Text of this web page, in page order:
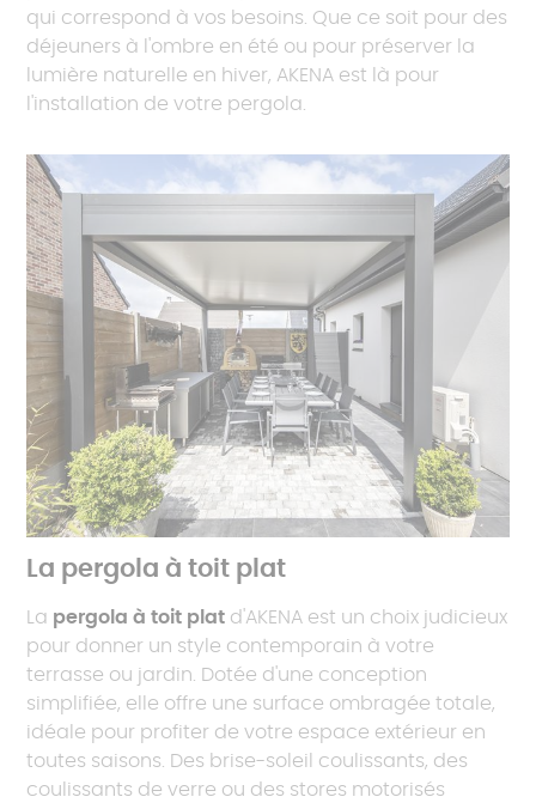
qui correspond à vos besoins. Que ce soit pour des
déjeuners à l'ombre en été ou pour préserver la
lumière naturelle en hiver, AKENA est là pour
l'installation de votre pergola.
La pergola à toit plat
La pergola à toit plat d'AKENA est un choix judicieux
pour donner un style contemporain à votre
terrasse ou jardin. Dotée d'une conception
simplifiée, elle offre une surface ombragée totale,
idéale pour profiter de votre espace extérieur en
toutes saisons. Des brise-soleil coulissants, des
coulissants de verre ou des stores motorisés